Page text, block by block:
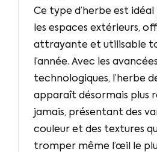
Ce type d’herbe est
les espaces extérieurs,
attrayante et utilisable
l’année. Avec les avancées
technologiques, l’herbe
apparaît désormais plus
jamais, présentant des
couleur et des textures
tromper même l’œil le